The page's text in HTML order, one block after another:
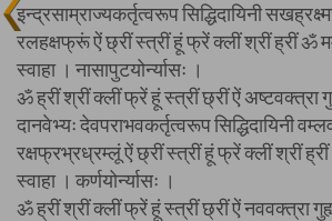
इन्द्रसाम्राज्यकर्तृत्वरूप सिद्धिदायिनी
रलहक्षफ्रूं ऐं छ्रीं स्त्रीं हूं फ्रें क्लीं श्रीं ह्रीं ॐ
स्वाहा । नासापुटयोर्न्यासः ।
ॐ ह्रीं श्रीं क्लीं फ्रें हूं स्त्रीं छ्रीं ऐं अष्टवक्त्रा
दानवेभ्यः देवपराभवकर्तृत्वरूप सिद्धिदायिनी
रक्षफ्रभ्रध्रम्लूं ऐं छ्रीं स्त्रीं हूं फ्रें क्लीं श्रीं
स्वाहा । कर्णयोर्न्यासः ।
ॐ ह्रीं श्रीं क्लीं फ्रें हूं स्त्रीं छ्रीं ऐं नववक्त्रा